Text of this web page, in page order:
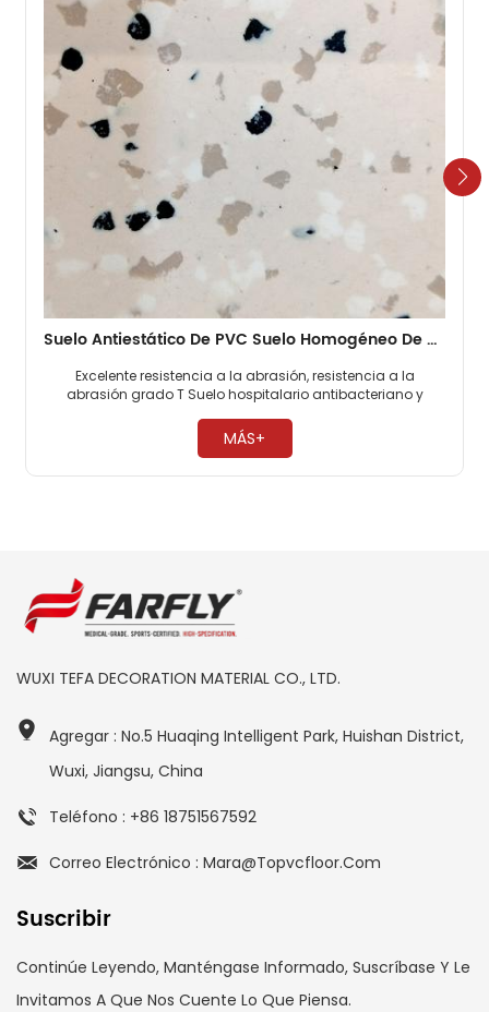
Suelo Antiestático De PVC Suelo Homogéneo De 2mm Para Hospital
Excelente resistencia a la abrasión, resistencia a la
abrasión grado T Suelo hospitalario antibacteriano y
permanente ​
MÁS+
WUXI TEFA DECORATION MATERIAL CO., LTD.
Agregar : No.5 Huaqing Intelligent Park, Huishan District,
Wuxi, Jiangsu, China
Teléfono : +86 18751567592
Correo Electrónico : Mara@topvcfloor.com
Suscribir
Continúe Leyendo, Manténgase Informado, Suscríbase Y Le
Invitamos A Que Nos Cuente Lo Que Piensa.